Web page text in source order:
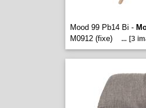
Mood 99 Pb14 Bi -
M0912 (fixe)
... [3